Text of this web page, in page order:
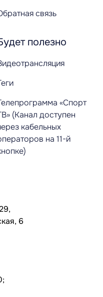
связь
полезно
«Спорт
(Канал доступен
кабельных
на 11-й
6